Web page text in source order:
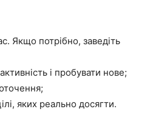
Якщо потрібно, заведіть
і пробувати нове;
яких реально досягти.